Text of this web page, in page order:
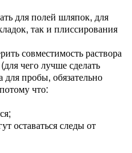
для полей шляпок, для
так и плиссирования
совместимость раствора
чего лучше сделать
для пробы, обязательно
что:
оставаться следы от